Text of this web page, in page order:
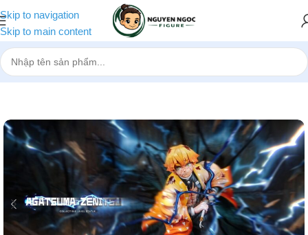
Skip to navigation
Skip to main content
Trang chủ»Cửa hàng»[Pre-order] Mô hình Kimetsu No Yaiba